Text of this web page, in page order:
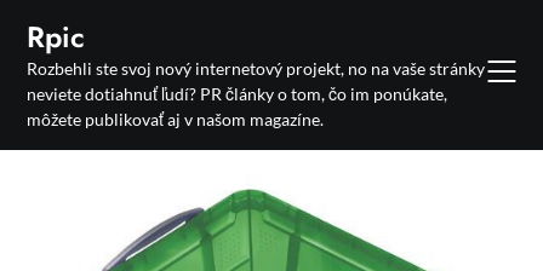
content
Rpic
Rozbehli ste svoj nový internetový projekt, no na vaše stránky
neviete dotiahnuť ľudí? PR články o tom, čo im ponúkate,
môžete publikovať aj v našom magazíne.